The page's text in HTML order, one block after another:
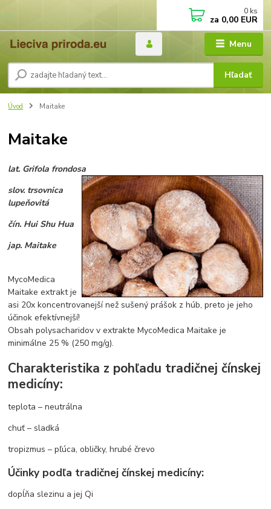
Menu
Hľadať
0 ks
za 0,00 EUR
Úvod Maitake
Maitake
lat. Grifola frondosa
slov. trsovnica
lupeňovitá
čín. Hui Shu Hua
jap. Maitake
MycoMedica
Maitake extrakt je
asi 20x koncentrovanejší než sušený prášok z húb, preto je jeho
účinok efektívnejší!
Obsah polysacharidov v extrakte MycoMedica Maitake je
minimálne 25 % (250 mg/g).
Charakteristika z pohľadu tradičnej čínskej
medicíny:
teplota – neutrálna
chuť – sladká
tropizmus – pľúca, obličky, hrubé črevo
Účinky podľa tradičnej čínskej medicíny:
dopĺňa slezinu a jej Qi